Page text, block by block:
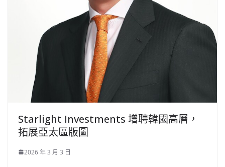
Starlight Investments 增聘韓國高層，
拓展亞太區版圖
2026 年 3 月 3 日